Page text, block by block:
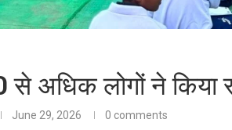
से अधिक लोगों ने किया
June 29, 2026 0 comments